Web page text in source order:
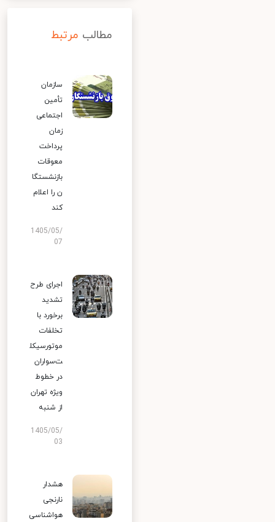
مطالب مرتبط
سازمان
تأمین
اجتماعی
زمان
پرداخت
معوقات
بازنشستگا
ن را اعلام
کند
1405/05/
07
اجرای طرح
تشدید
برخورد با
تخلفات
موتورسیکل
ت‌سواران
در خطوط
ویژه تهران
از شنبه
1405/05/
03
هشدار
نارنجی
هواشناسی